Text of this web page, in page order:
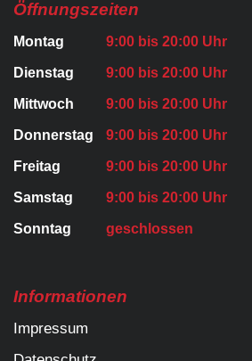
Öffnungszeiten
Montag 9:00 bis 20:00 Uhr
Dienstag 9:00 bis 20:00 Uhr
Mittwoch 9:00 bis 20:00 Uhr
Donnerstag 9:00 bis 20:00 Uhr
Freitag 9:00 bis 20:00 Uhr
Samstag 9:00 bis 20:00 Uhr
Sonntag geschlossen
Informationen
Impressum